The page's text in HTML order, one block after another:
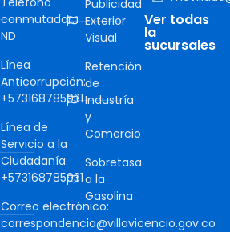
conmutador:
ND
Línea
Anticorrupción:
+573168785931
Línea de
Servicio a la
Ciudadanía:
+573168785931
Correo electrónico:
correspondencia@villavicencio.gov.co
Publicidad
Exterior
Visual
Retención
de
Industría
y
Comercio
Sobretasa
a la
Gasolina
Ver todas
la
sucursales